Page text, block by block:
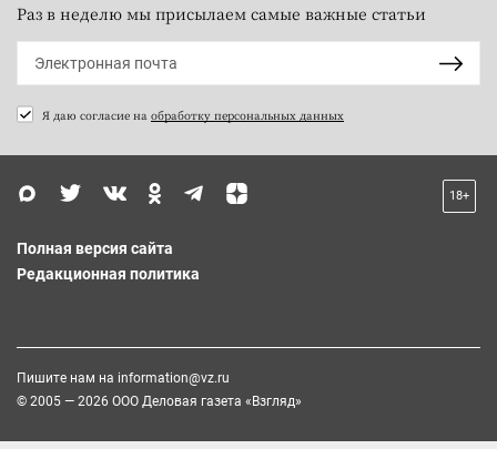
Раз в неделю мы присылаем самые важные статьи
Я даю согласие на обработку персональных данных
18+
Полная версия сайта
Редакционная политика
Пишите нам на information@vz.ru
© 2005 — 2026 ООО Деловая газета «Взгляд»